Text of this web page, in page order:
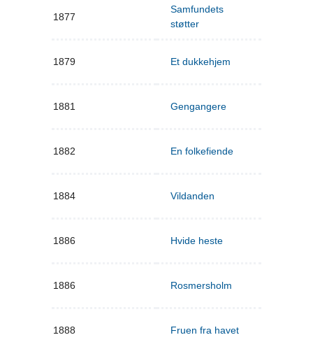
1877
Samfundets
støtter
1879 Et dukkehjem
1881 Gengangere
1882 En folkefiende
1884 Vildanden
1886 Hvide heste
1886 Rosmersholm
1888 Fruen fra havet